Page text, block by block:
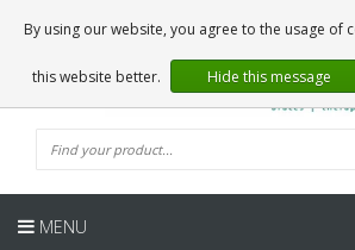
EN
MENU
By using our website, you agree to the usage of
this website better. Hide this message